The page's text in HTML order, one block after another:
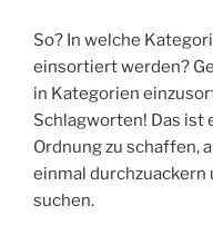
So? In welche
einsortiert werden?
in Kategorien
Schlagworten! Das ist
Ordnung zu schaffen,
einmal durchzuackern
suchen.